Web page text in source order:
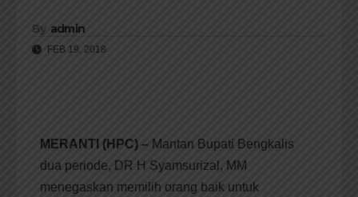
By admin
FEB 19, 2018
MERANTI (HPC) – Mantan Bupati Bengkalis
dua periode, DR H Syamsurizal, MM
menegaskan memilih orang baik untuk